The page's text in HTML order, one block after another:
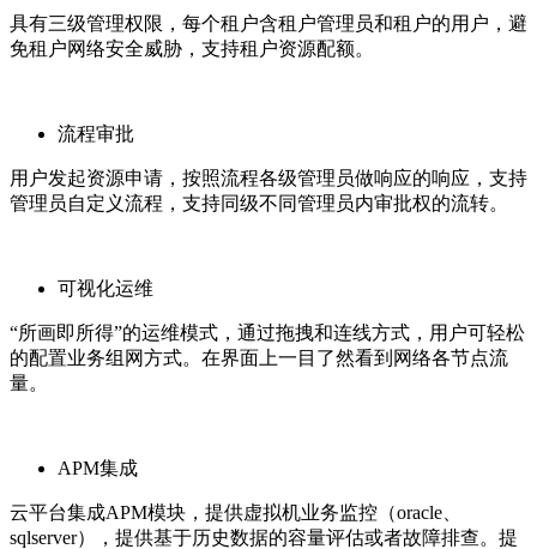
具有三级管理权限，每个租户含租户管理员和租户的用户，避
免租户网络安全威胁，支持租户资源配额。
流程审批
用户发起资源申请，按照流程各级管理员做响应的响应，支持
管理员自定义流程，支持同级不同管理员内审批权的流转。
可视化运维
“所画即所得”的运维模式，通过拖拽和连线方式，用户可轻松
的配置业务组网方式。在界面上一目了然看到网络各节点流
量。
APM集成
云平台集成APM模块，提供虚拟机业务监控（oracle、
sqlserver），提供基于历史数据的容量评估或者故障排查。提